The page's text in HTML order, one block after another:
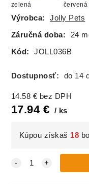
zelená červená
Výrobca: Jolly Pets
Záručná doba: 24
Kód: JOLL036B
Dostupnosť: do 14
14.58 € bez DPH
17.94€ ks
Kúpou získaš 18